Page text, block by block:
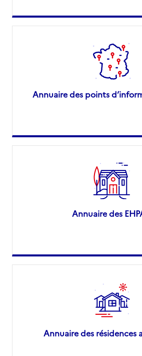
Annuaire des points
Annuaire des
Annuaire des résidences